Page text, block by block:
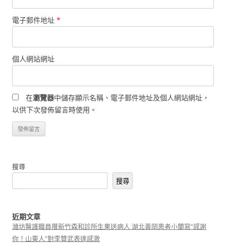
電子郵件地址 *
個人網站網址
在瀏覽器中儲存顯示名稱、電子郵件地址及個人網站網址，
以供下次發佈留言時使用。
搜尋
搜尋
近期文章
濰坊醫護職員攢新竹森和診所生果送病人 湖北黃岡患者小蘭寫“感謝
你！山東人”對李贊武表達感激